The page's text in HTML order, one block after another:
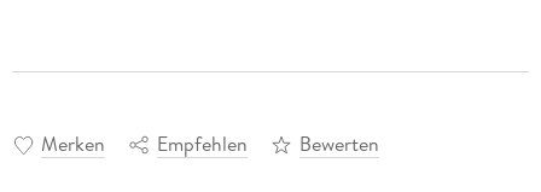
Merken Empfehlen Bewerten